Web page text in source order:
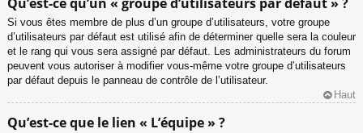
Si vous êtes membre de plus d’un groupe d’utilisateurs, votre groupe
d’utilisateurs par défaut est utilisé afin de déterminer quelle sera la couleur
et le rang qui vous sera assigné par défaut. Les administrateurs du forum
peuvent vous autoriser à modifier vous-même votre groupe d’utilisateurs
par défaut depuis le panneau de contrôle de l’utilisateur.
Haut
Qu’est-ce que le lien « L’équipe » ?